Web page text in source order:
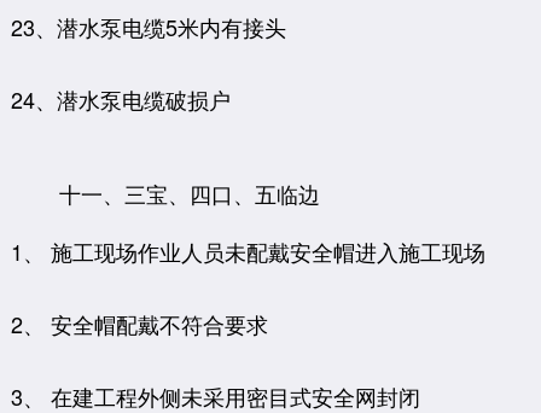
23、潜水泵电缆5米内有接头
24、潜水泵电缆破损户
十一、三宝、四口、五临边
1、 施工现场作业人员未配戴安全帽进入施工现场
2、 安全帽配戴不符合要求
3、 在建工程外侧未采用密目式安全网封闭